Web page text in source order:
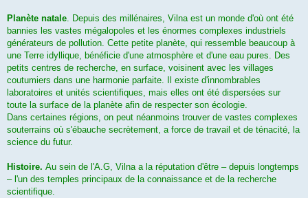
Planète natale. Depuis des millénaires, Vilna est un monde d'où ont été
bannies les vastes mégalopoles et les énormes complexes industriels
générateurs de pollution. Cette petite planète, qui ressemble beaucoup à
une Terre idyllique, bénéficie d'une atmosphère et d'une eau pures. Des
petits centres de recherche, en surface, voisinent avec les villages
coutumiers dans une harmonie parfaite. Il existe d'innombrables
laboratoires et unités scientifiques, mais elles ont été dispersées sur
toute la surface de la planète afin de respecter son écologie.
Dans certaines régions, on peut néanmoins trouver de vastes complexes
souterrains où s'ébauche secrètement, a force de travail et de ténacité, la
science du futur.
Histoire. Au sein de l'A.G, Vilna a la réputation d'être – depuis longtemps
– l'un des temples principaux de la connaissance et de la recherche
scientifique.